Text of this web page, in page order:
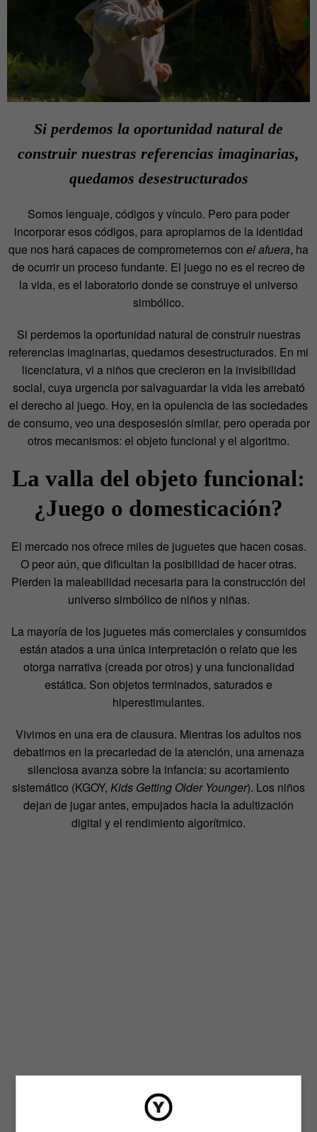
Si perdemos la oportunidad natural de
construir nuestras referencias imaginarias,
quedamos desestructurados
Somos lenguaje, códigos y vínculo. Pero para poder
incorporar esos códigos, para apropiarnos de la identidad
que nos hará capaces de comprometernos con el afuera, ha
de ocurrir un proceso fundante. El juego no es el recreo de
la vida, es el laboratorio donde se construye el universo
simbólico.
Si perdemos la oportunidad natural de construir nuestras
referencias imaginarias, quedamos desestructurados. En mi
licenciatura, vi a niños que crecieron en la invisibilidad
social, cuya urgencia por salvaguardar la vida les arrebató
el derecho al juego. Hoy, en la opulencia de las sociedades
de consumo, veo una desposesión similar, pero operada por
otros mecanismos: el objeto funcional y el algoritmo.
La valla del objeto funcional:
¿Juego o domesticación?
El mercado nos ofrece miles de juguetes que hacen cosas.
O peor aún, que dificultan la posibilidad de hacer otras.
Pierden la maleabilidad necesaria para la construcción del
universo simbólico de niños y niñas.
La mayoría de los juguetes más comerciales y consumidos
están atados a una única interpretación o relato que les
otorga narrativa (creada por otros) y una funcionalidad
estática. Son objetos terminados, saturados e
hiperestimulantes.
Vivimos en una era de clausura. Mientras los adultos nos
debatimos en la precariedad de la atención, una amenaza
silenciosa avanza sobre la infancia: su acortamiento
sistemático (KGOY, Kids Getting Older Younger). Los niños
dejan de jugar antes, empujados hacia la adultización
digital y el rendimiento algorítmico.